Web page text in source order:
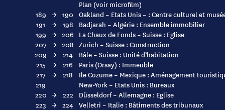
Plan (voir microfilm)
189 → 190 Oakland – Etats Unis – : Centre culturel et
191
→ 198
Badjarah – Algérie : Ensemble immobilier
199 → 206 La Chaux de Fonds – Suisse : Eglise
207 → 208 Zurich – Suisse : Construction
209 → 214
Bâle – Suisse : Unité d’habitation
215
→ 216
Paris (Orsay) : Immeuble
217
→ 218
Ile Cozume – Mexique : Aménagement
219
New-York – Etats Unis : Bureaux
220 → 222
Düsseldorf – Allemagne : Eglise
223 → 224 Velletri – Italie : Bâtiments des tribunaux